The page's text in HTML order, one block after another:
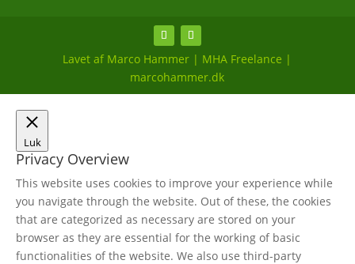
Lavet af Marco Hammer | MHA Freelance |
marcohammer.dk
Luk
Privacy Overview
This website uses cookies to improve your experience while
you navigate through the website. Out of these, the cookies
that are categorized as necessary are stored on your
browser as they are essential for the working of basic
functionalities of the website. We also use third-party